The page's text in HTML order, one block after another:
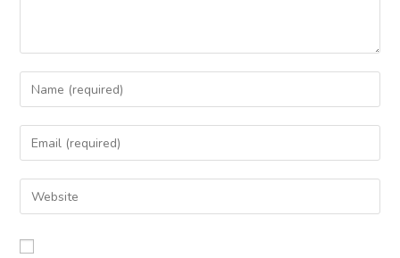
Enter
your
name
comment
Enter
your
email
address
Enter
your